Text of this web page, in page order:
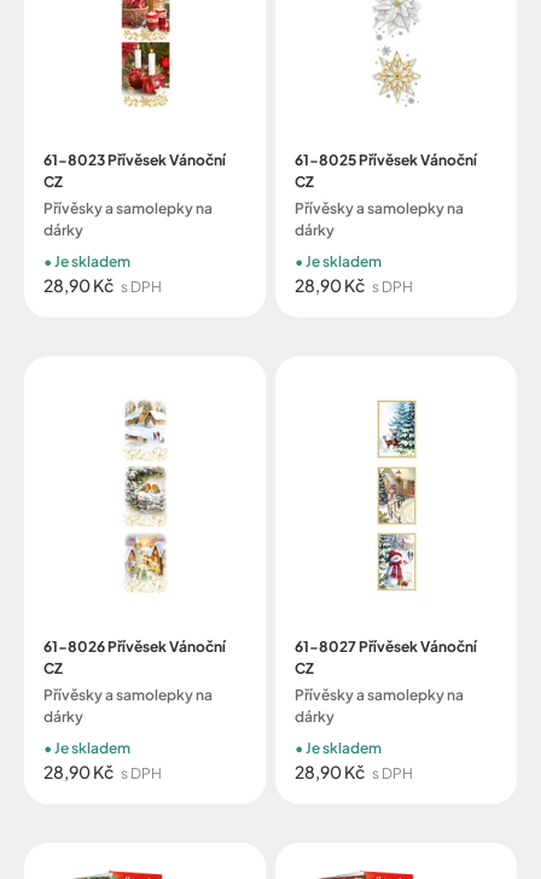
61-8023 Přívěsek Vánoční
CZ
Přívěsky a samolepky na
dárky
28,90 Kč s DPH
Je skladem
61-8025 Přívěsek Vánoční
CZ
Přívěsky a samolepky na
dárky
28,90 Kč s DPH
Je skladem
61-8026 Přívěsek Vánoční
CZ
Přívěsky a samolepky na
dárky
28,90 Kč s DPH
Je skladem
61-8027 Přívěsek Vánoční
CZ
Přívěsky a samolepky na
dárky
28,90 Kč s DPH
Je skladem